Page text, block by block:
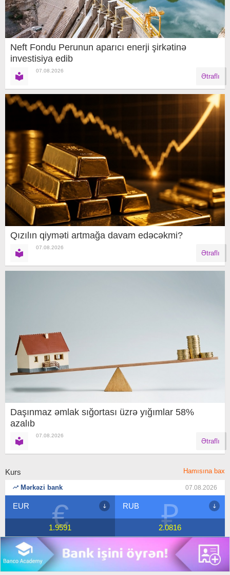
Neft Fondu Perunun aparıcı enerji şirkətinə
investisiya edib
07.08.2026
Ətraflı
Qızılın qiyməti artmağa davam edəcəkmi?
07.08.2026
Ətraflı
Daşınmaz əmlak sığortası üzrə yığımlar 58%
azalıb
07.08.2026
Ətraflı
Kurs Hamısına bax
Mərkəzi bank 07.08.2026
₽
RUB
2.0816 $
USD
1.7